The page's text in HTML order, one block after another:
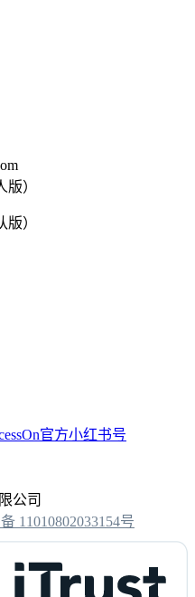
版）
版）
公司
11010802033154号